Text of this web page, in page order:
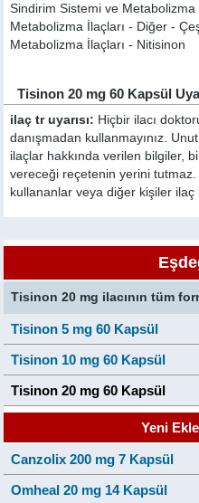
Sindirim Sistemi ve
Metabolizma İlaçları - Diğer -
Metabolizma İlaçları - Nitisinon
Tisinon 20 mg 60 Kapsül
ilaç tr uyarısı: Hiçbir ilacı
danışmadan kullanmayınız.
ilaçlar hakkında verilen bilgiler,
vereceği reçetenin yerini
kullananlar veya diğer kişiler
Tisinon 20 mg ilacının tüm
Tisinon 5 mg 60 Kapsül
Tisinon 10 mg 60 Kapsül
Tisinon 20 mg 60 Kapsül
Yeni
Canzolix 200 mg 7 Kapsül
Omheal 20 mg 14 Kapsül